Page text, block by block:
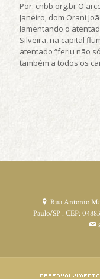
Por: cnbb.org.br O
Janeiro, dom Orani
lamentando o
Silveira, na capital
atentado “feriu não
também a todos os
Rua Antonio
Paulo/SP . CEP: